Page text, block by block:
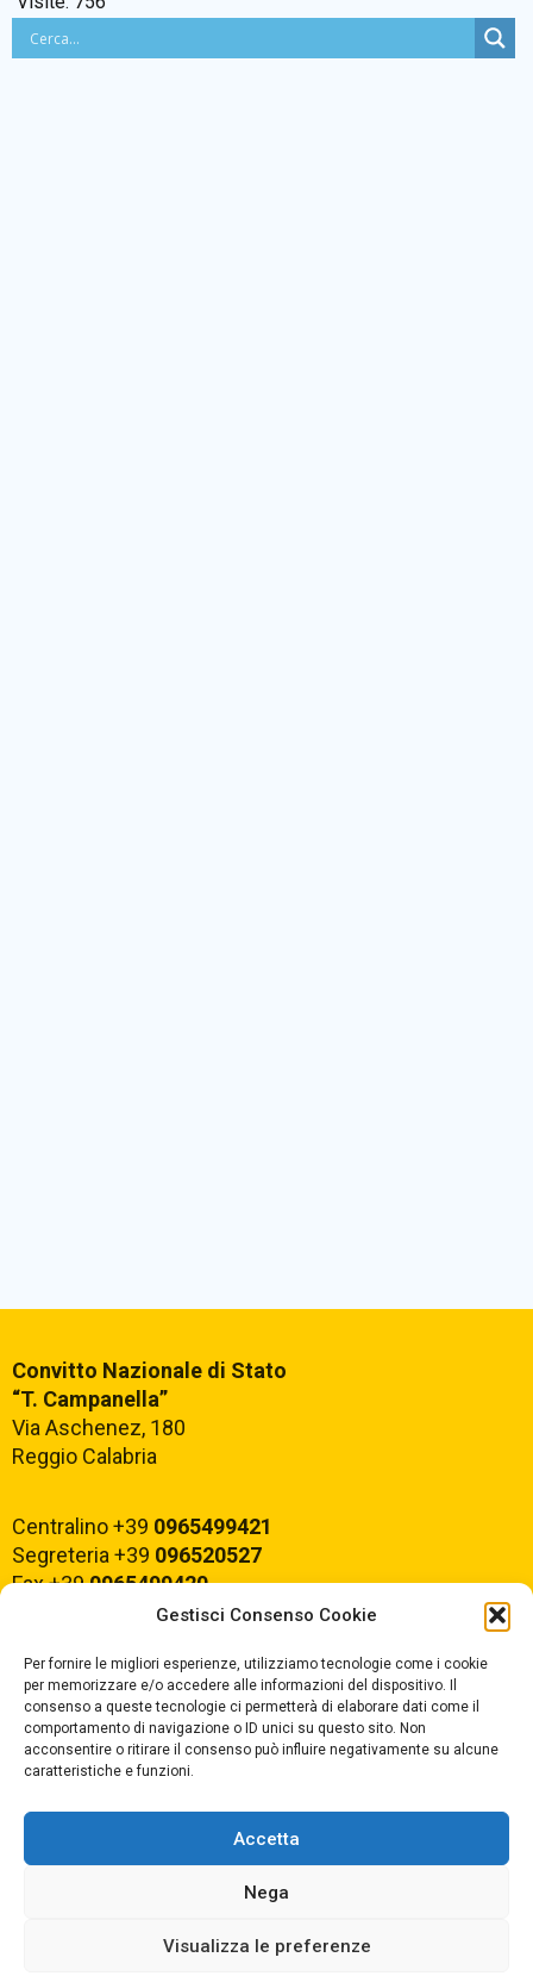
Gestisci Consenso Cookie
Per fornire le migliori esperienze, utilizziamo tecnologie come i cookie
per memorizzare e/o accedere alle informazioni del dispositivo. Il
consenso a queste tecnologie ci permetterà di elaborare dati come il
comportamento di navigazione o ID unici su questo sito. Non
acconsentire o ritirare il consenso può influire negativamente su alcune
caratteristiche e funzioni.
Accetta
Nega
Visualizza le preferenze
Convitto Nazionale di Stato
“T. Campanella”
Via Aschenez, 180
Reggio Calabria
Centralino +39 0965499421
Segreteria +39 096520527
Fax +390965499420
E-mail: rcvc010005@istruzione.it
PEC:rcvc010005@pec.istruzione.it
ORARIO DI APERTURA
Dal lunedì al Venerdì
dalle ore 07,00 alle ore 18,30
Copyright © 2025 Convitto Nazionale di Stato